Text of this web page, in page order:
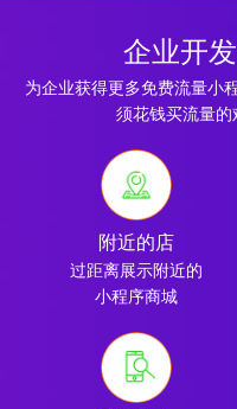
企业开
为企业获得更多免费流量小
须花钱买流量
附近的店
过距离展示附近的
小程序商城